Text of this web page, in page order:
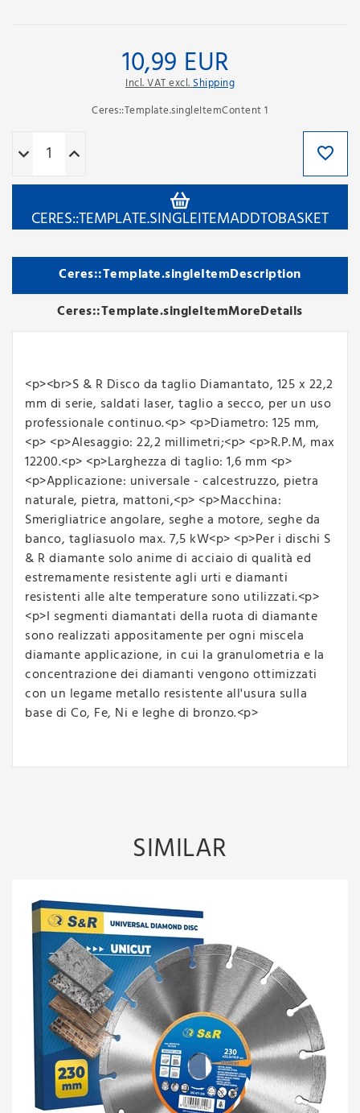
10,99 EUR
Incl. VAT excl.Shipping
Ceres::Template.singleItemContent1
CERES::TEMPLATE.SINGLEITEMADDTOBASKET
Ceres::Template.singleItemDescription
Ceres::Template.singleItemMoreDetails
<p><br>S & R Disco da taglio Diamantato, 125 x 22,2
mm di serie, saldati laser, taglio a secco, per un uso
professionale continuo.<p> <p>Diametro: 125 mm,
<p> <p>Alesaggio: 22,2 millimetri;<p> <p>R.P.M, max
12200.<p> <p>Larghezza di taglio: 1,6 mm <p>
<p>Applicazione: universale - calcestruzzo, pietra
naturale, pietra, mattoni,<p> <p>Macchina:
Smerigliatrice angolare, seghe a motore, seghe da
banco, tagliasuolo max. 7,5 kW<p> <p>Per i dischi S
& R diamante solo anime di acciaio di qualità ed
estremamente resistente agli urti e diamanti
resistenti alle alte temperature sono utilizzati.<p>
<p>I segmenti diamantati della ruota di diamante
sono realizzati appositamente per ogni miscela
diamante applicazione, in cui la granulometria e la
concentrazione dei diamanti vengono ottimizzati
con un legame metallo resistente all'usura sulla
base di Co, Fe, Ni e leghe di bronzo.<p>
SIMILAR